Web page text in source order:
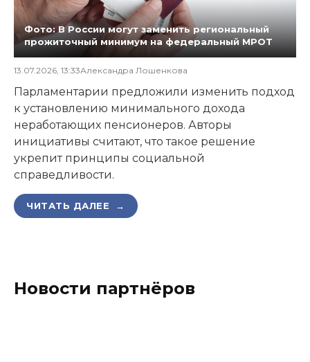
Фото: В России могут заменить региональный
прожиточный минимум на федеральный МРОТ
13.07.2026, 13:33Александра Лошенкова
Парламентарии предложили изменить подход
к установлению минимального дохода
неработающих пенсионеров. Авторы
инициативы считают, что такое решение
укрепит принципы социальной
справедливости.
ЧИТАТЬ ДАЛЕЕ →
Новости партнёров